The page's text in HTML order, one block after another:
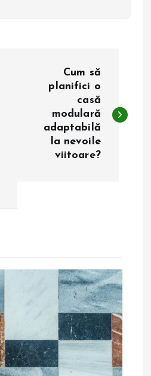
Cum să
planifici o
casă
modulară
adaptabilă
la nevoile
viitoare?